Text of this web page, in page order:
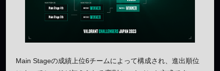
Main Stageの成績上位6チームによって構成され、進出順位